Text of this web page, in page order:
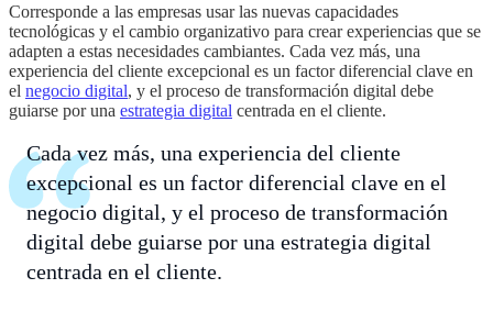
Corresponde a las empresas usar las nuevas capacidades
tecnológicas y el cambio organizativo para crear experiencias que se
adapten a estas necesidades cambiantes. Cada vez más, una
experiencia del cliente excepcional es un factor diferencial clave en
el negocio digital, y el proceso de transformación digital debe
guiarse por una estrategia digital centrada en el cliente.
Cada vez más, una experiencia del cliente
excepcional es un factor diferencial clave en el
negocio digital, y el proceso de transformación
digital debe guiarse por una estrategia digital
centrada en el cliente.